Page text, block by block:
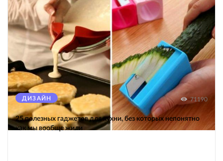
ДИЗАЙН 71190
25 полезных гаджетов для кухни, без которых непонятно
как мы вообще жили